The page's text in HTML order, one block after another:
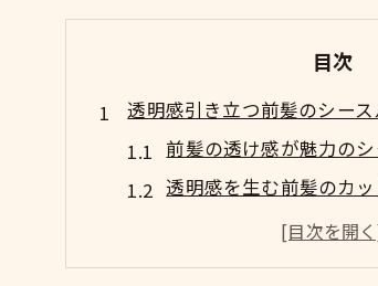
目次
透明感引き立つ前髪のシー
前髪の透け感が魅力の
透明感を生む前髪のカ
シースルーバングで印
前髪の質感を活かすス